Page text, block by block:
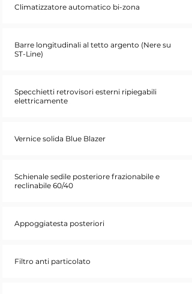
Climatizzatore automatico bi-zona
Barre longitudinali al tetto argento (Nere su
ST-Line)
Specchietti retrovisori esterni ripiegabili
elettricamente
Vernice solida Blue Blazer
Schienale sedile posteriore frazionabile e
reclinabile 60/40
Appoggiatesta posteriori
Filtro anti particolato